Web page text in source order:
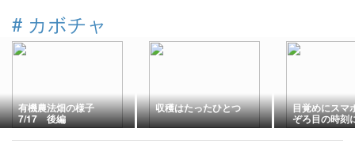
# カボチャ
有機農法畑の様子
7/17 後編
収穫はたったひとつ 目覚めにスマ
ぞろ目の時刻